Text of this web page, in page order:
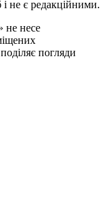
і не є редакційними.
не несе
погляди